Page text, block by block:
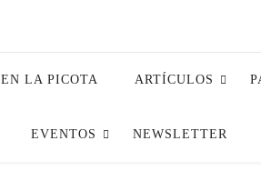
EN LA PICOTA ARTÍCULOS
EVENTOS NEWSLETTER